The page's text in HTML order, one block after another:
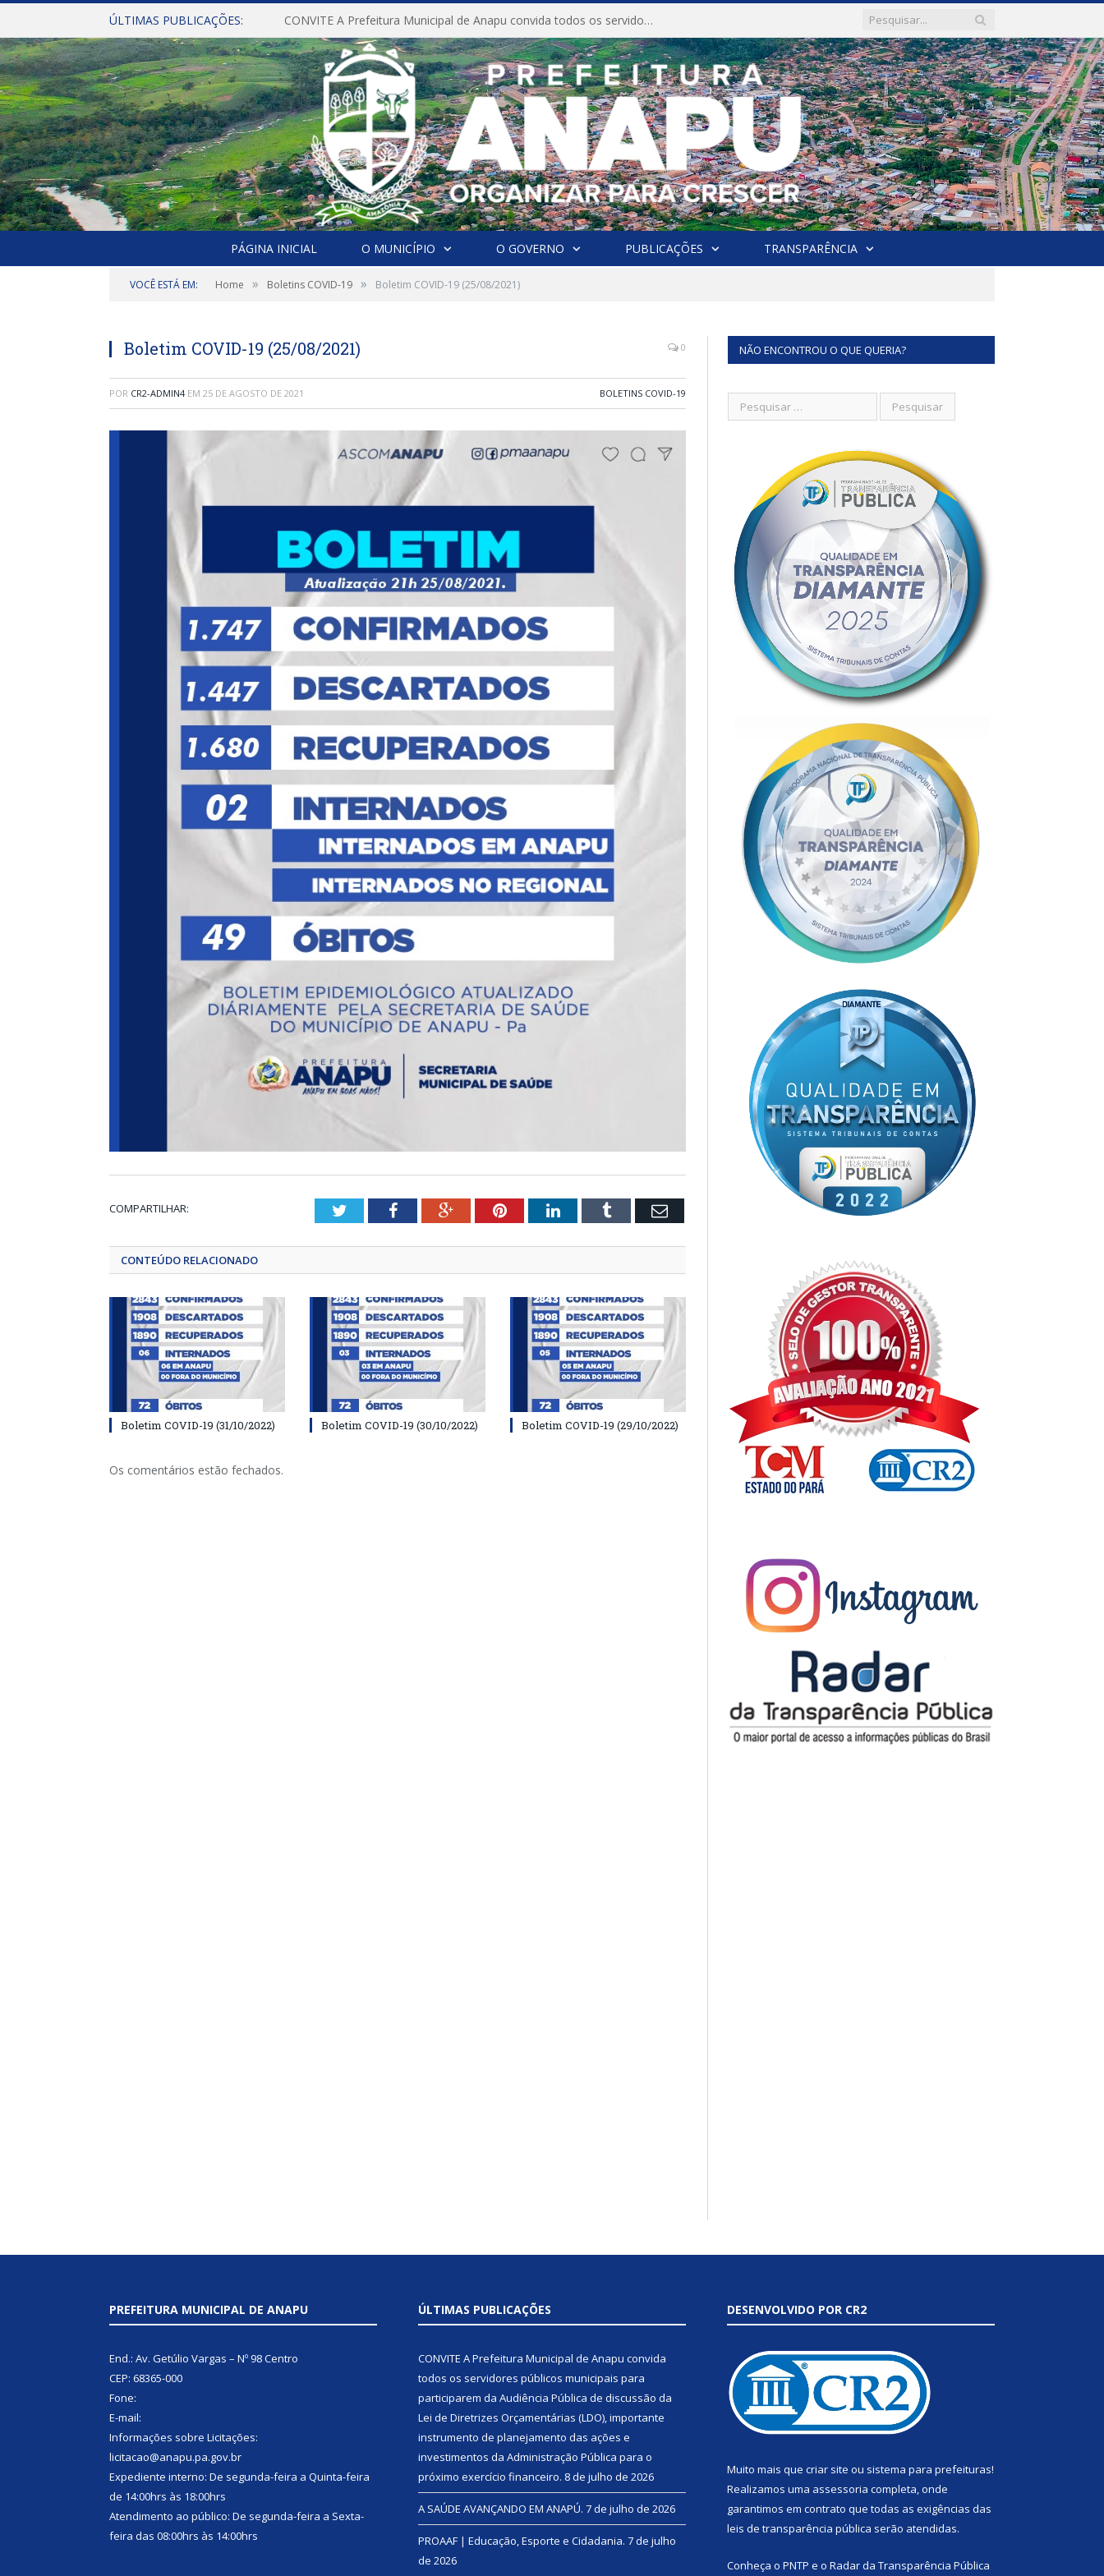
ÚLTIMAS PUBLICAÇÕES: CONVITE A Prefeitura Municipal de Anapu convida todos os servidores públicos municipais para participarem da Audiência Pública de discussão da Lei de Diretrizes Orçamentárias (LDO), importante instrumento de planejamento das ações e investimentos da Administração Pública para o próximo exercício financeiro.
PÁGINA INICIAL O MUNICÍPIO O GOVERNO PUBLICAÇÕES TRANSPARÊNCIA
VOCÊ ESTÁ EM: Home » Boletins COVID-19 » Boletim COVID-19 (25/08/2021)
Boletim COVID-19 (25/08/2021) 0
POR CR2-ADMIN4 EM 25 DE AGOSTO DE 2021 BOLETINS COVID-19
COMPARTILHAR: TwitterFacebookGoogle+PinterestLinkedInTumblr Email
CONTEÚDO RELACIONADO
Boletim COVID-19 (31/10/2022) Boletim COVID-19 (30/10/2022) Boletim COVID-19 (29/10/2022)
Os comentários estão fechados.
NÃO ENCONTROU O QUE QUERIA?
PREFEITURA MUNICIPAL DE ANAPU
End.: Av. Getúlio Vargas – Nº 98 Centro
CEP: 68365-000
Fone:
E-mail:
Informações sobre Licitações:
licitacao@anapu.pa.gov.br
Expediente interno: De segunda-feira a Quinta-feira
de 14:00hrs às 18:00hrs
Atendimento ao público: De segunda-feira a Sexta-
feira das 08:00hrs às 14:00hrs
ÚLTIMAS PUBLICAÇÕES
CONVITE A Prefeitura Municipal de Anapu convida
todos os servidores públicos municipais para
participarem da Audiência Pública de discussão da
Lei de Diretrizes Orçamentárias (LDO), importante
instrumento de planejamento das ações e
investimentos da Administração Pública para o
próximo exercício financeiro. 8 de julho de 2026
A SAÚDE AVANÇANDO EM ANAPÚ. 7 de julho de 2026
PROAAF | Educação, Esporte e Cidadania. 7 de julho
de 2026
DESENVOLVIDO POR CR2
Muito mais que criar site ou sistema para prefeituras!
Realizamos uma assessoria completa, onde
garantimos em contrato que todas as exigências das
leis de transparência pública serão atendidas.
Conheça o PNTP e o Radar da Transparência Pública